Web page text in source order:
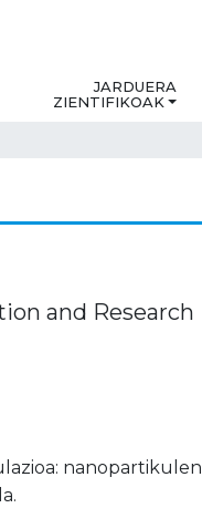
JARDUERA
ZIENTIFIKOAK
and Research
nanopartikulen